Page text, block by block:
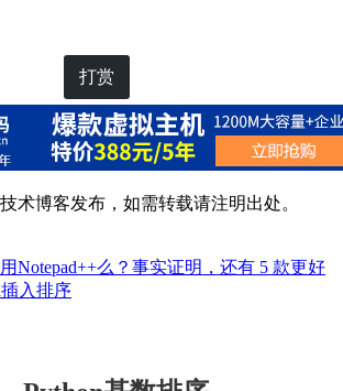
打赏
术博客发布，如需转载请注明出处。
Notepad++么？事实证明，还有 5 款更好
入排序